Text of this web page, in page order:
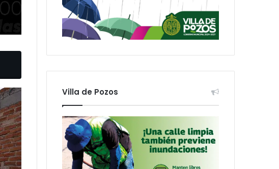
Villa de Pozos